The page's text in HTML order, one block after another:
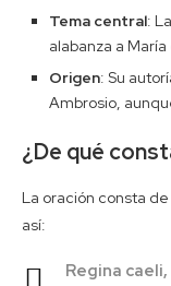
Tema central:
alabanza a
Origen: Su
Ambrosio,
¿De qué
La oración consta
así:
Regina